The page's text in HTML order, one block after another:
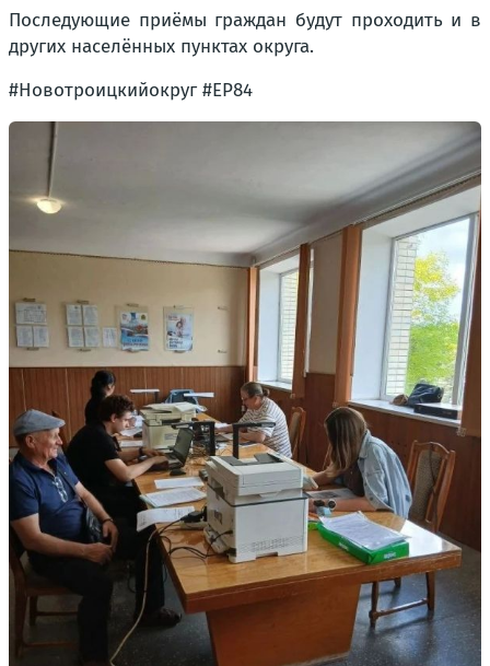
Последующие приёмы граждан будут проходить и в
других населённых пунктах округа.
#Новотроицкийокруг #ЕР84